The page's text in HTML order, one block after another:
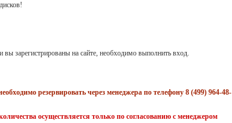
зарегистрированы на сайте, необходимо выполнить вход.
резервировать через менеджера по телефону 8 (499) 964-48-
осуществляется только по согласованию с менеджером